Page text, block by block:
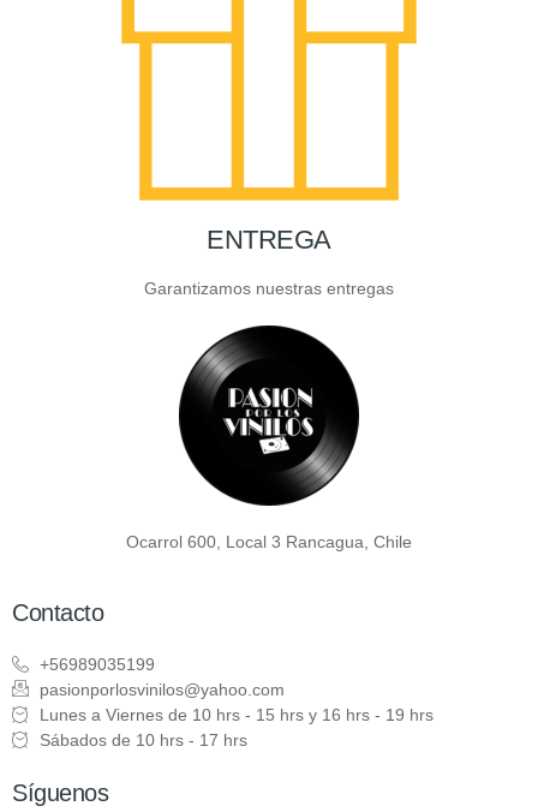
ENTREGA
Garantizamos nuestras entregas
Ocarrol 600, Local 3 Rancagua, Chile
Contacto
+56989035199
pasionporlosvinilos@yahoo.com
Lunes a Viernes de 10 hrs - 15 hrs y 16 hrs - 19 hrs
Sábados de 10 hrs - 17 hrs
Síguenos